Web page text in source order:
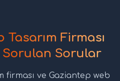
Tasarım Firması
Sorulan Sorular
firması ve Gaziantep web